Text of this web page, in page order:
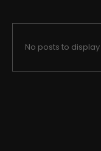
No posts to display